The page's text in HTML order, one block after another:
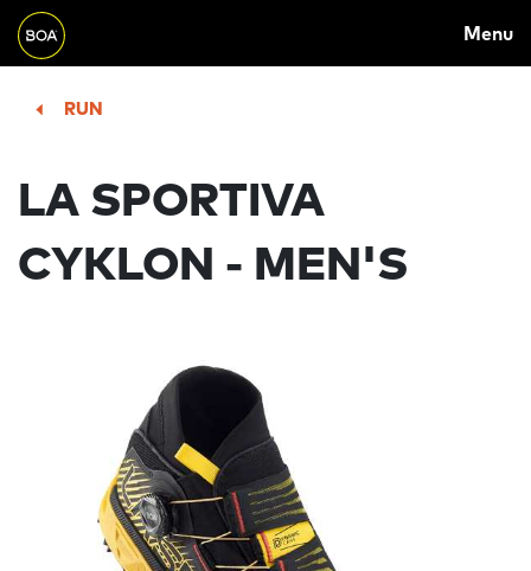
Skip to main content
NAVIGATION
Menu
Begin main content
RUN
LA SPORTIVA
CYKLON - MEN'S